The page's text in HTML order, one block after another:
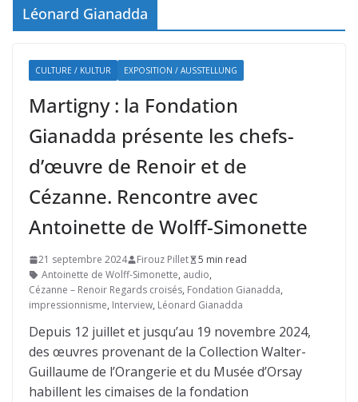
Léonard Gianadda
CULTURE / KULTUR EXPOSITION / AUSSTELLUNG
Martigny : la Fondation
Gianadda présente les chefs-
d’œuvre de Renoir et de
Cézanne. Rencontre avec
Antoinette de Wolff-Simonette
21 septembre 2024 Firouz Pillet
5 min read
Antoinette de Wolff-Simonette, audio,
Cézanne – Renoir Regards croisés, Fondation Gianadda,
impressionnisme, Interview, Léonard Gianadda
Depuis 12 juillet et jusqu’au 19 novembre 2024,
des œuvres provenant de la Collection Walter-
Guillaume de l’Orangerie et du Musée d’Orsay
habillent les cimaises de la fondation